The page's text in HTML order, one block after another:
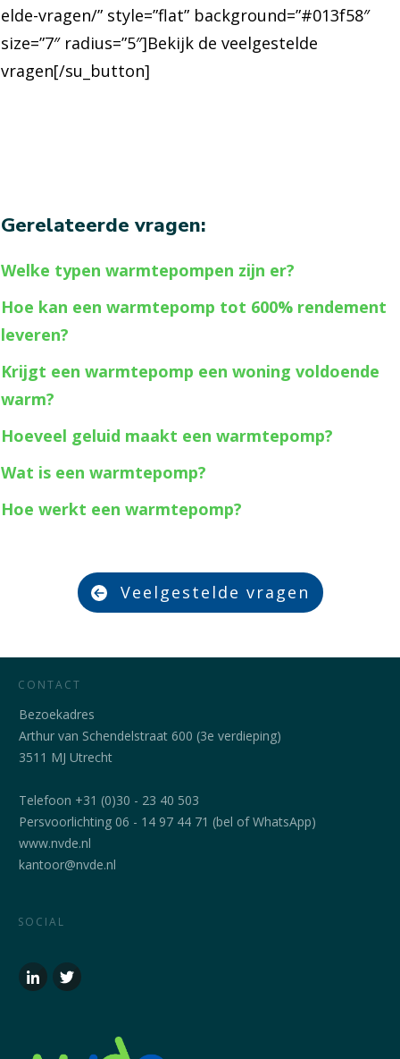
elde-vragen/” style=”flat” background=”#013f58″
size=”7″ radius=”5″]Bekijk de veelgestelde
vragen[/su_button]
Gerelateerde vragen:
Welke typen warmtepompen zijn er?
Hoe kan een warmtepomp tot 600% rendement
leveren?
Krijgt een warmtepomp een woning voldoende
warm?
Hoeveel geluid maakt een warmtepomp?
Wat is een warmtepomp?
Hoe werkt een warmtepomp?
Veelgestelde vragen
CONTACT
Bezoekadres
Arthur van Schendelstraat 600 (3e verdieping)
3511 MJ Utrecht
Telefoon +31 (0)30 - 23 40 503
Persvoorlichting 06 - 14 97 44 71 (bel of WhatsApp)
www.nvde.nl
kantoor@nvde.nl
SOCIAL